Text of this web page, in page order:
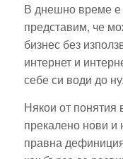
В днешно време е
представим, че
бизнес без
интернет и
себе си води до
Някои от понятия
прекалено нови и
правна